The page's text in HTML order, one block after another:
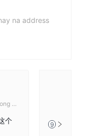
na address
K
个
滑点严重，到止
9